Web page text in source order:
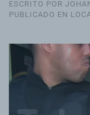
ESCRITO POR
PUBLICADO EN